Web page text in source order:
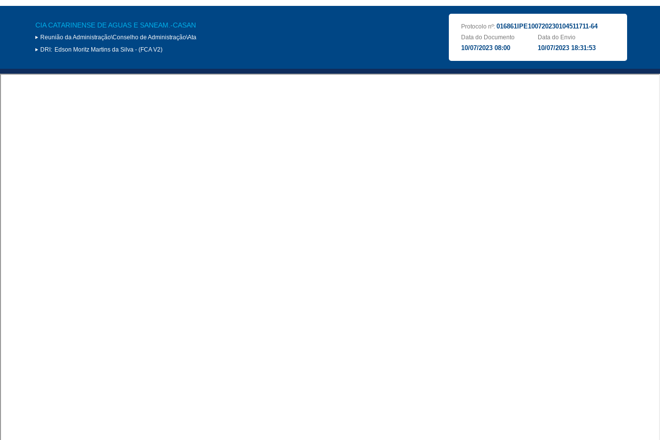
CIA CATARINENSE DE AGUAS E SANEAM.-CASAN
Reunião da Administração\Conselho de Administração\Ata
DRI: Edson Moritz Martins da Silva - (FCA V2)
Protocolo nº: 016861IPE100720230104511711-64
Data do Documento
10/07/2023 08:00
Data do Envio
10/07/2023 18:31:53